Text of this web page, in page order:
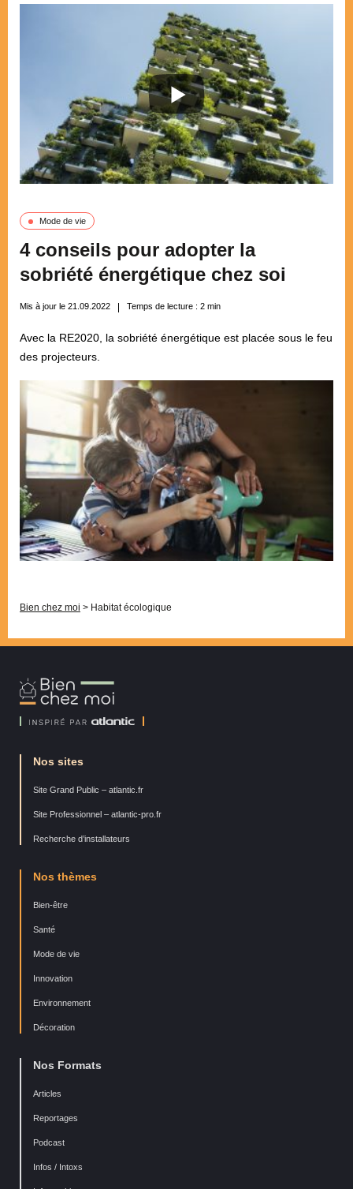
Mode de vie
4 conseils pour adopter la
sobriété énergétique chez soi
Mis à jour le 21.09.2022 Temps de lecture : 2 min
Avec la RE2020, la sobriété énergétique est placée sous le feu
des projecteurs.
Bien chez moi > Habitat écologique
Bien
Chez
Nos sites
Site Grand Public – atlantic.fr
Site Professionnel – atlantic-pro.fr
Recherche d’installateurs
Nos thèmes
Bien-être
Santé
Mode de vie
Innovation
Environnement
Décoration
Nos Formats
Articles
Reportages
Podcast
Infos / Intoxs